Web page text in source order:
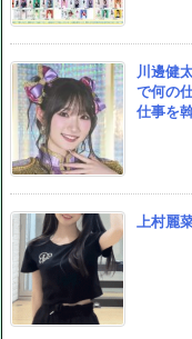
川邊健
で何の
仕事を
上村麗